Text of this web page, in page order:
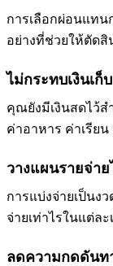
การเลือกผ่อนแทน
อย่างที่ช่วยให้ตัดสิ
ไม่กระทบเงินเก็บ
คุณยังมีเงินสดไว้ส
ค่าอาหาร ค่าเรียน
วางแผนรายจ่าย
การแบ่งจ่ายเป็นง
จ่ายเท่าไรในแต่ละ
ลดความกดดันท